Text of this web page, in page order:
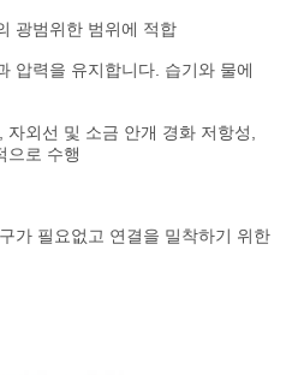
광범위한 범위에 적합
압력을 유지합니다. 습기와 물에
외선 및 소금 안개 경화 저항성,
으로 수행
가 필요없고 연결을 밀착하기 위한